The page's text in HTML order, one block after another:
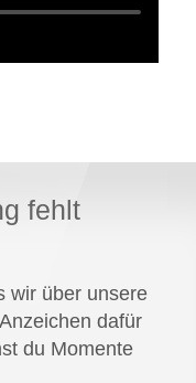
fehlt
wir über unsere
dafür
du Momente